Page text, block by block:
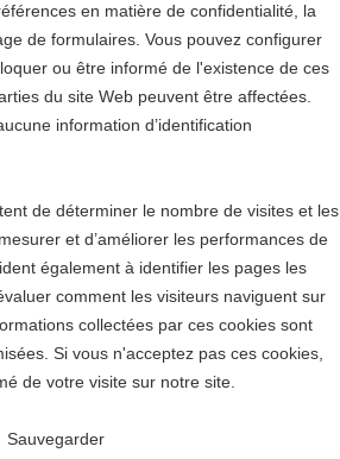
en matière de confidentialité, la
de formulaires. Vous pouvez configurer
ou être informé de l'existence de ces
du site Web peuvent être affectées.
information d’identification
de déterminer le nombre de visites et les
et d’améliorer les performances de
également à identifier les pages les
comment les visiteurs naviguent sur
collectées par ces cookies sont
Si vous n'acceptez pas ces cookies,
de votre visite sur notre site.
Sauvegarder